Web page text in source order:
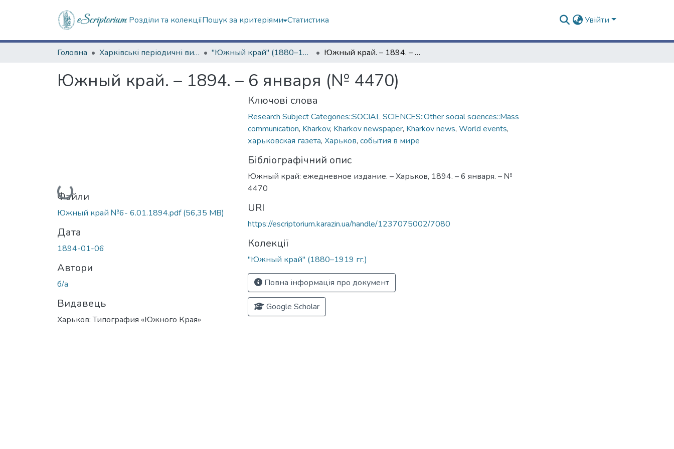
Розділи та колекціїПошук за критеріями Статистика Увійти
Головна Харківські періодичні видання "Южный край" (1880–1919 гг.) Южный край. – 1894. – 6 января (№ 4470)
Южный край. – 1894. – 6 января (№ 4470)
Вантажиться...
Файли
Южный край №6- 6.01.1894.pdf(56,35 MB)
Дата
1894-01-06
Автори
б/а
Видавець
Харьков: Типография «Южного Края»
Ключові слова
Research Subject Categories::SOCIAL SCIENCES::Other social sciences::Mass
communication, Kharkov, Kharkov newspaper, Kharkov news, World events,
харьковская газета, Харьков, события в мире
Бібліографічний опис
Южный край: ежедневное издание. – Харьков, 1894. – 6 января. – №
4470
URI
https://escriptorium.karazin.ua/handle/1237075002/7080
Колекції
"Южный край" (1880–1919 гг.)
Повна інформація про документ
Google Scholar